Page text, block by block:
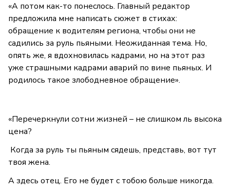
«А потом как-то понеслось. Главный редактор
предложила мне написать сюжет в стихах:
обращение к водителям региона, чтобы они не
садились за руль пьяными. Неожиданная тема. Но,
опять же, я вдохновилась кадрами, но на этот раз
уже страшными кадрами аварий по вине пьяных. И
родилось такое злободневное обращение».
«Перечеркнули сотни жизней – не слишком ль высока
цена?
Когда за руль ты пьяным сядешь, представь, вот тут
твоя жена.
А здесь отец. Его не будет с тобою больше никогда.